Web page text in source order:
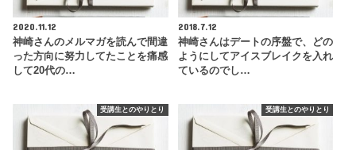
2020.11.12
神崎さんのメルマガを読んで間違
った方向に努力してたことを痛感
して20代の…
2018.7.12
神崎さんはデートの序盤で、どの
ようにしてアイスブレイクを入れ
ているのでし…
受講生とのやりとり 受講生とのやりとり